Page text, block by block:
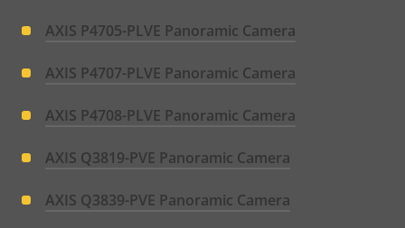
AXIS P4705-PLVE Panoramic Camera
AXIS P4707-PLVE Panoramic Camera
AXIS P4708-PLVE Panoramic Camera
AXIS Q3819-PVE Panoramic Camera
AXIS Q3839-PVE Panoramic Camera